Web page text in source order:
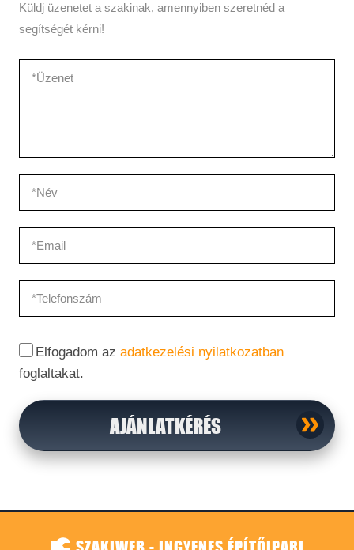
Küldj üzenetet a szakinak, amennyiben szeretnéd a
segítségét kérni!
Elfogadom az adatkezelési nyilatkozatban
foglaltakat.
AJÁNLATKÉRÉS